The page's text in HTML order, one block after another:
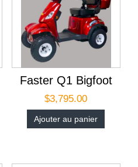
Faster Q1 Bigfoot
$3,795.00
Ajouter au panier